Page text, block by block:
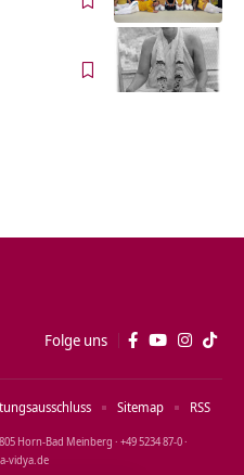
Folge uns
Horn‑Bad Meinberg · +49 5234 87‑0 ·
Sitemap RSS